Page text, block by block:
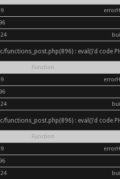
: eval()'d code
Function
: eval()'d code
Function